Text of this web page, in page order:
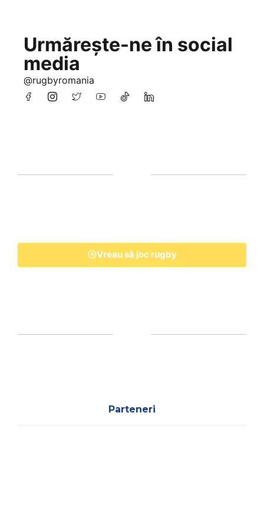
Urmărește-ne în social
media
@rugbyromania
Vreau să joc rugby
Parteneri